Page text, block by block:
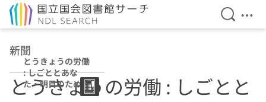
検索を
メ
新聞
とうきょうの労働
: しごととあな
た・明日のための
情報紙
とうきょうの労働 : しごとと